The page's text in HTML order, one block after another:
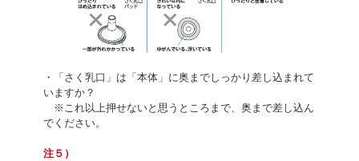
・「さく乳口」は「本体」に奥までしっかり差し込まれて
いますか？
※これ以上押せないと思うところまで、奥まで差し込ん
でください。
注５）